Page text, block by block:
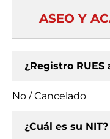
ASEO Y
¿Registro RUES
No / Cancelado
¿Cuál es su NIT?